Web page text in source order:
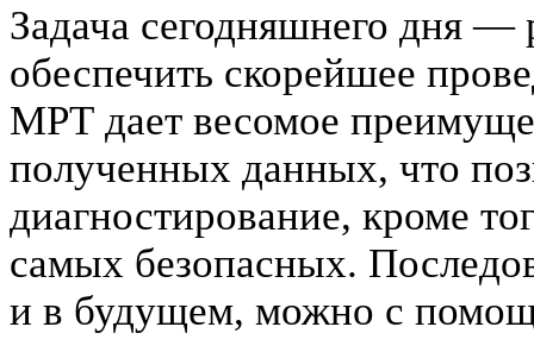
Задача сегодняшнего дня —
обеспечить скорейшее
МРТ дает весомое
полученных данных, что
диагностирование, кроме
самых безопасных.
и в будущем, можно с